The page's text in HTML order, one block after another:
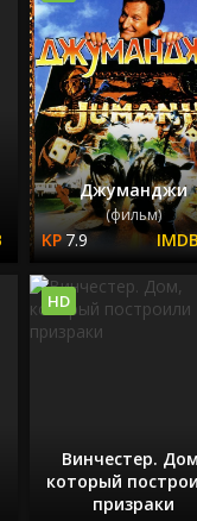
Джуманджи
(фильм)
7.9
Винчестер.
который
призраки
HD